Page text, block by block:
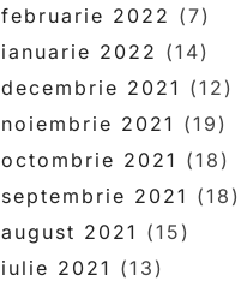
februarie 2022 (7)
ianuarie 2022 (14)
decembrie 2021 (12)
noiembrie 2021 (19)
octombrie 2021 (18)
septembrie 2021 (18)
august 2021 (15)
iulie 2021 (13)